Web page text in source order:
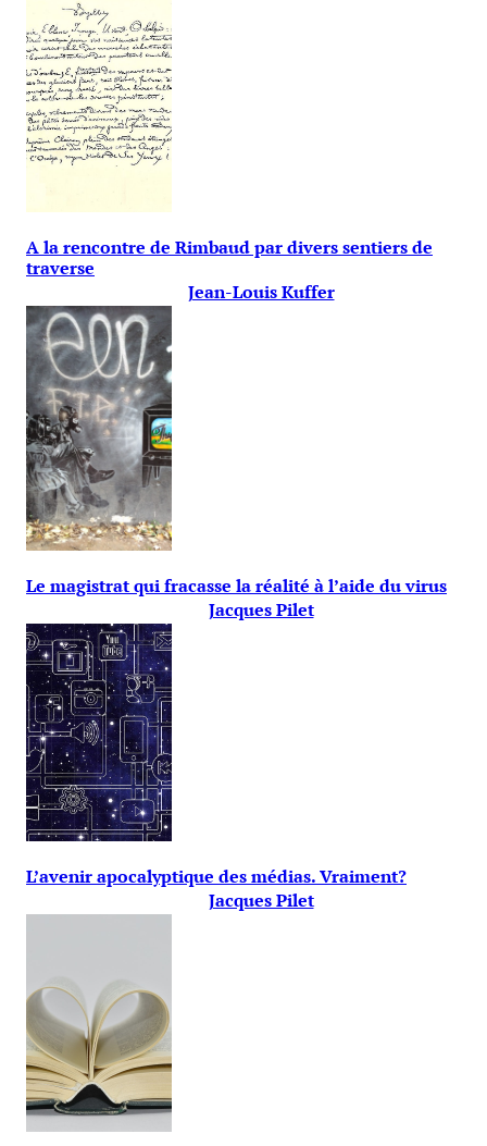
A la rencontre de Rimbaud par divers sentiers de
traverse
Jean-Louis Kuffer
Le magistrat qui fracasse la réalité à l’aide du virus
Jacques Pilet
L’avenir apocalyptique des médias. Vraiment?
Jacques Pilet